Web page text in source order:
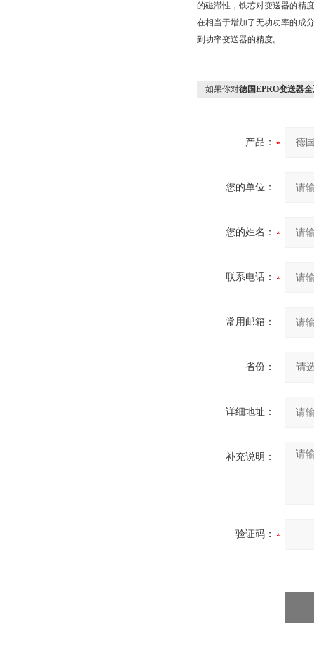
的磁滞性，铁芯对变送器的精
在相当于增加了无功功率的成
到功率变送器的精度。
如果你对德国EPRO变送器
产品：
您的单位：
您的姓名：
联系电话：
常用邮箱：
省份：
详细地址：
补充说明：
验证码：